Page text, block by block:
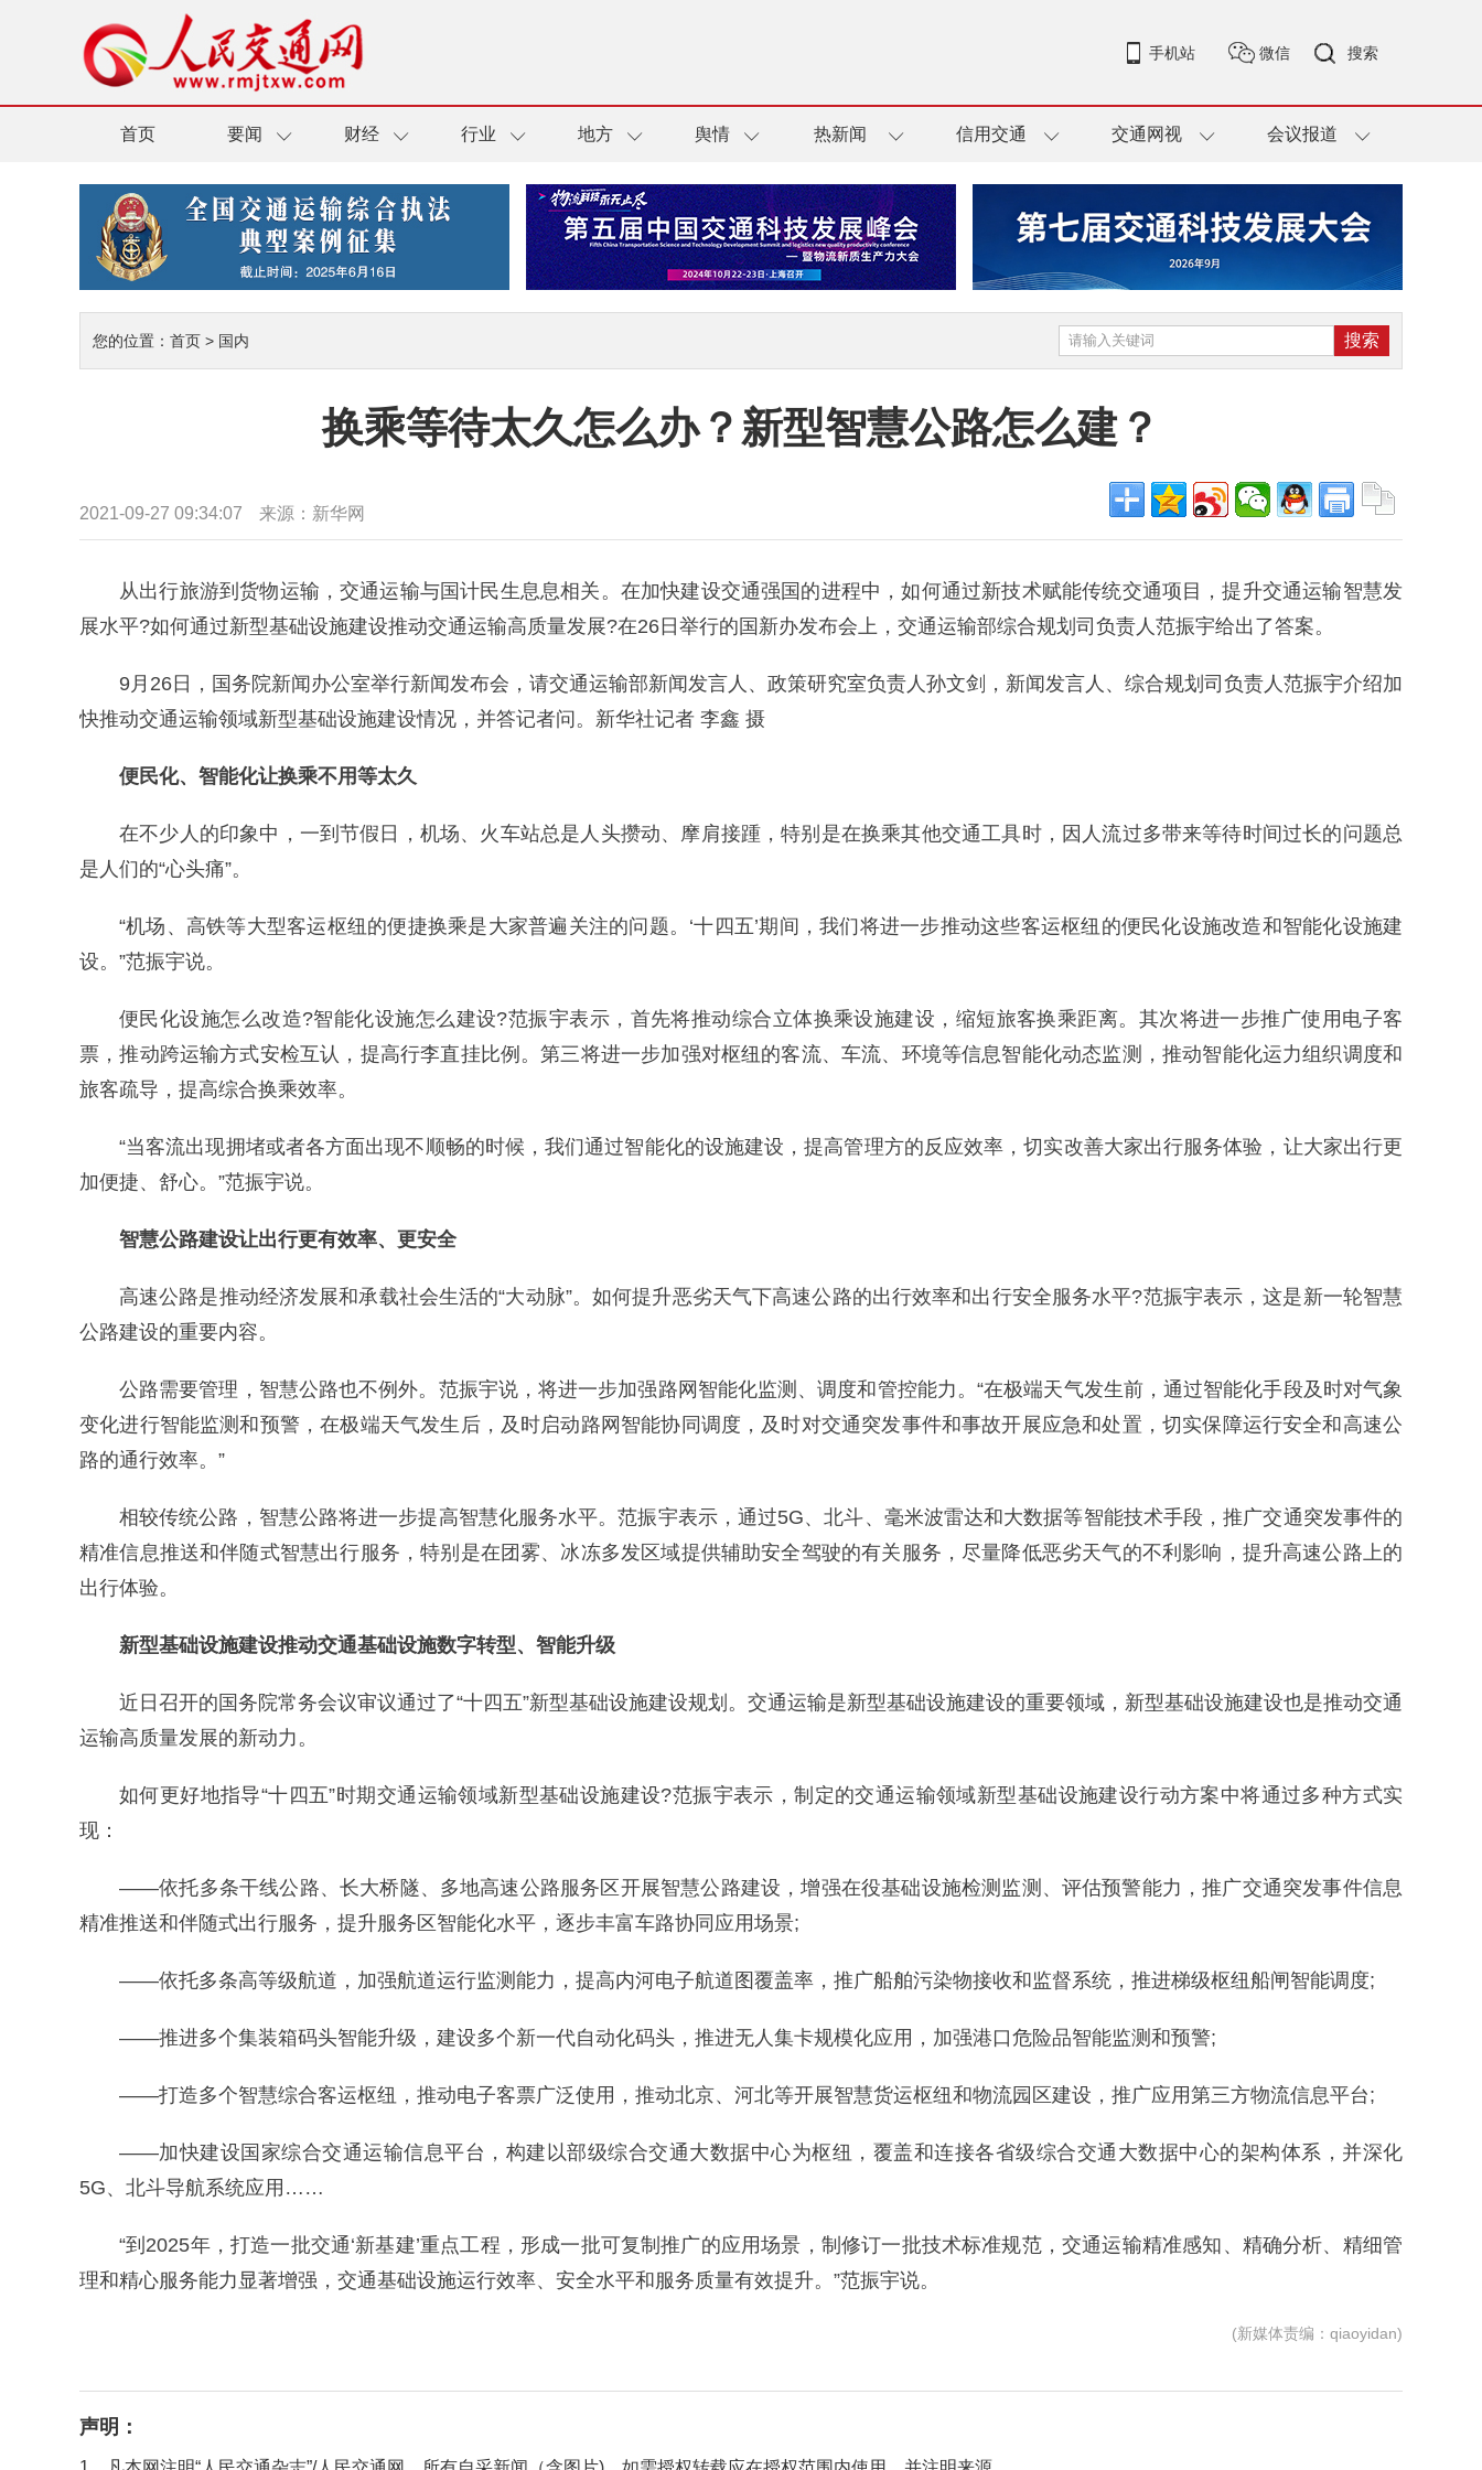
手机站 微信 搜索
首页 要闻 财经 行业 地方 舆情 热新闻 信用交通 交通网视 会议报道
您的位置： 首页 > 国内
换乘等待太久怎么办？新型智慧公路怎么建？
2021-09-27 09:34:07 来源：新华网
从出行旅游到货物运输，交通运输与国计民生息息相关。在加快建设交通强国的进程中，如何通过新技术赋能传统交通项目，提升交通运输智慧发
展水平?如何通过新型基础设施建设推动交通运输高质量发展?在26日举行的国新办发布会上，交通运输部综合规划司负责人范振宇给出了答案。
9月26日，国务院新闻办公室举行新闻发布会，请交通运输部新闻发言人、政策研究室负责人孙文剑，新闻发言人、综合规划司负责人范振宇介绍加
快推动交通运输领域新型基础设施建设情况，并答记者问。新华社记者 李鑫 摄
便民化、智能化让换乘不用等太久
在不少人的印象中，一到节假日，机场、火车站总是人头攒动、摩肩接踵，特别是在换乘其他交通工具时，因人流过多带来等待时间过长的问题总
是人们的“心头痛”。
“机场、高铁等大型客运枢纽的便捷换乘是大家普遍关注的问题。‘十四五’期间，我们将进一步推动这些客运枢纽的便民化设施改造和智能化设施建
设。”范振宇说。
便民化设施怎么改造?智能化设施怎么建设?范振宇表示，首先将推动综合立体换乘设施建设，缩短旅客换乘距离。其次将进一步推广使用电子客
票，推动跨运输方式安检互认，提高行李直挂比例。第三将进一步加强对枢纽的客流、车流、环境等信息智能化动态监测，推动智能化运力组织调度和
旅客疏导，提高综合换乘效率。
“当客流出现拥堵或者各方面出现不顺畅的时候，我们通过智能化的设施建设，提高管理方的反应效率，切实改善大家出行服务体验，让大家出行更
加便捷、舒心。”范振宇说。
智慧公路建设让出行更有效率、更安全
高速公路是推动经济发展和承载社会生活的“大动脉”。如何提升恶劣天气下高速公路的出行效率和出行安全服务水平?范振宇表示，这是新一轮智慧
公路建设的重要内容。
公路需要管理，智慧公路也不例外。范振宇说，将进一步加强路网智能化监测、调度和管控能力。“在极端天气发生前，通过智能化手段及时对气象
变化进行智能监测和预警，在极端天气发生后，及时启动路网智能协同调度，及时对交通突发事件和事故开展应急和处置，切实保障运行安全和高速公
路的通行效率。”
相较传统公路，智慧公路将进一步提高智慧化服务水平。范振宇表示，通过5G、北斗、毫米波雷达和大数据等智能技术手段，推广交通突发事件的
精准信息推送和伴随式智慧出行服务，特别是在团雾、冰冻多发区域提供辅助安全驾驶的有关服务，尽量降低恶劣天气的不利影响，提升高速公路上的
出行体验。
新型基础设施建设推动交通基础设施数字转型、智能升级
近日召开的国务院常务会议审议通过了“十四五”新型基础设施建设规划。交通运输是新型基础设施建设的重要领域，新型基础设施建设也是推动交通
运输高质量发展的新动力。
如何更好地指导“十四五”时期交通运输领域新型基础设施建设?范振宇表示，制定的交通运输领域新型基础设施建设行动方案中将通过多种方式实
现：
——依托多条干线公路、长大桥隧、多地高速公路服务区开展智慧公路建设，增强在役基础设施检测监测、评估预警能力，推广交通突发事件信息
精准推送和伴随式出行服务，提升服务区智能化水平，逐步丰富车路协同应用场景;
——依托多条高等级航道，加强航道运行监测能力，提高内河电子航道图覆盖率，推广船舶污染物接收和监督系统，推进梯级枢纽船闸智能调度;
——推进多个集装箱码头智能升级，建设多个新一代自动化码头，推进无人集卡规模化应用，加强港口危险品智能监测和预警;
——打造多个智慧综合客运枢纽，推动电子客票广泛使用，推动北京、河北等开展智慧货运枢纽和物流园区建设，推广应用第三方物流信息平台;
——加快建设国家综合交通运输信息平台，构建以部级综合交通大数据中心为枢纽，覆盖和连接各省级综合交通大数据中心的架构体系，并深化
5G、北斗导航系统应用……
“到2025年，打造一批交通‘新基建’重点工程，形成一批可复制推广的应用场景，制修订一批技术标准规范，交通运输精准感知、精确分析、精细管
理和精心服务能力显著增强，交通基础设施运行效率、安全水平和服务质量有效提升。”范振宇说。
(新媒体责编：qiaoyidan)
声明：